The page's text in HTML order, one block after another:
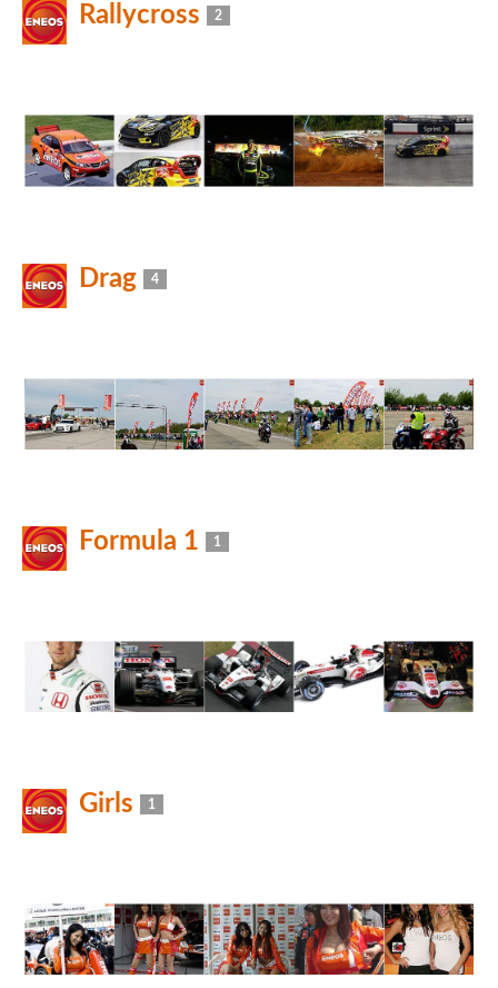
Rallycross 2
Drag 4
Formula 1 1
Girls 1